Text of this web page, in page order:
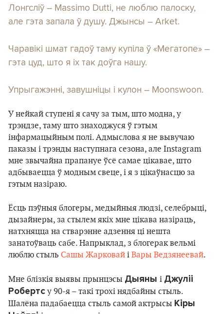
Лонгсліў – Massimo Dutti, не люблю палоску,
але гэта запала ў душу. Джынсы – Arket.
Чаравікі шмат гадоў таму купіла ў «Мегатопе» –
гэта цуд, што я іх так доўга нашу.
Упрыгажэнні, завушніцы і кулон – Moonswoon.
У нейкай ступені я сачу за тым, што модна, у
трэндзе, таму што знаходжуся ў гэтым
інфармацыйным полі. Адмыслова я не вывучаю
паказы і трэнды наступнага сезона, але Instagram
мне звычайна прапануе ўсё самае цікавае, што
адбываецца ў модным свеце, і я з цікаўнасцю за
гэтым назіраю.
Ёсць пэўныя блогеры, медыйныя людзі, селебрыці,
дызайнеры, за стылем якіх мне цікава назіраць,
натхняцца на стварэнне адзення ці нешта
занатоўваць сабе. Напрыклад, з блогерак вельмі
люблю стыль Сашы Жарковай і Вары Ведзянеевай.
Мне блізкія выявы прынцэсы Дыяны і Джуліі
Робертс у 90-я – такі трохі нядбайны стыль.
Шалёна падабаецца стыль самой актрысы Кіры